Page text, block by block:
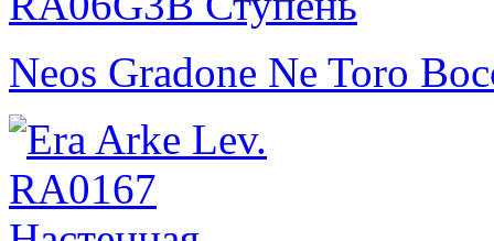
Neos Gradone Ne Toro